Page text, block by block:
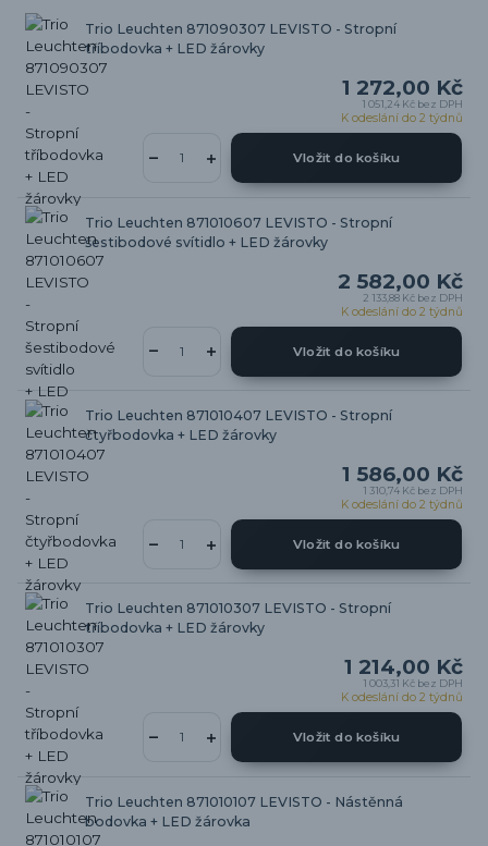
Trio Leuchten 871090307 LEVISTO - Stropní
tříbodovka + LED žárovky
1 272,00 Kč
1 051,24 Kč bez DPH
K odeslání do 2 týdnů
Vložit do košíku
Trio Leuchten 871010607 LEVISTO - Stropní
šestibodové svítidlo + LED žárovky
2 582,00 Kč
2 133,88 Kč bez DPH
K odeslání do 2 týdnů
Vložit do košíku
Trio Leuchten 871010407 LEVISTO - Stropní
čtyřbodovka + LED žárovky
1 586,00 Kč
1 310,74 Kč bez DPH
K odeslání do 2 týdnů
Vložit do košíku
Trio Leuchten 871010307 LEVISTO - Stropní
tříbodovka + LED žárovky
1 214,00 Kč
1 003,31 Kč bez DPH
K odeslání do 2 týdnů
Vložit do košíku
Trio Leuchten 871010107 LEVISTO - Nástěnná
bodovka + LED žárovka